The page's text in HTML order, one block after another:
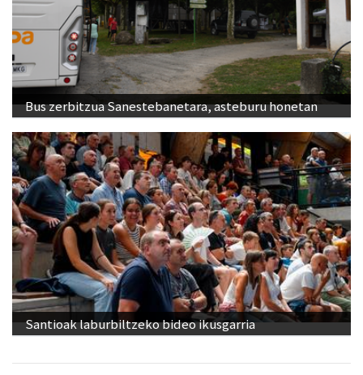
Bus zerbitzua Sanestebanetara, asteburu honetan
Santioak laburbiltzeko bideo ikusgarria